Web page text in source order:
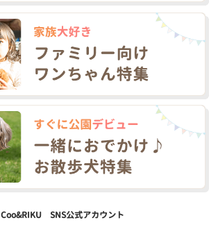
Coo&RIKU SNS公式アカウント